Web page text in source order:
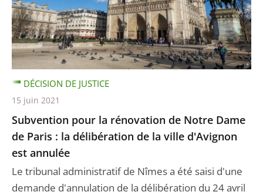
Subvention pour la rénovation de Notre Dame
de Paris : la délibération de la ville d'Avignon
est annulée
Le tribunal administratif de Nîmes a été saisi d'une
demande d'annulation de la délibération du 24 avril
DÉCISION DE JUSTICE
15 juin 2021